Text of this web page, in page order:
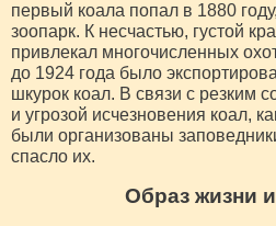
первый коала попал в 1880
зоопарк. К несчастью, густой
привлекал многочисленных
до 1924 года было
шкурок коал. В связи с резким
и угрозой исчезновения коал,
были организованы
спасло их.
Образ жизни